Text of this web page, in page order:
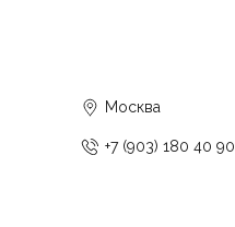
Москва
+7 (903) 180 40 90